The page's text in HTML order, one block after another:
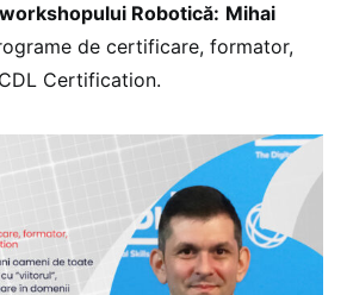
Robotică: Mihai
de certificare, formator,
Certification.